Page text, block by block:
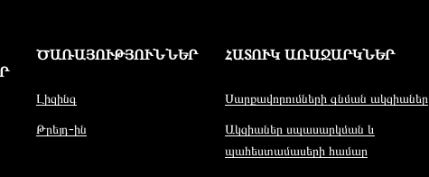
ԾԱՌԱՅՈՒԹՅՈՒՆՆԵՐ
Լիզինգ
Թրեյդ-ին
ՀԱՏՈՒԿ ԱՌԱՋԱՐԿՆԵՐ
Սարքավորումների գնման ակցիաներ
Ակցիաներ սպասարկման և
պահեստամասերի համար